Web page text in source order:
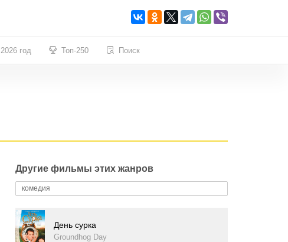
2026 год Топ-250 Поиск
Другие фильмы этих жанров
комедия
День сурка
Groundhog Day